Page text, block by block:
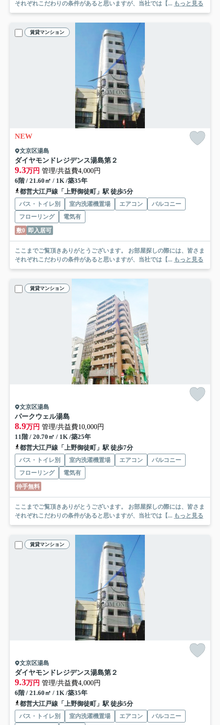
それぞれこだわりの条件があると思いますが、当社では【... もっと見る
賃貸マンション
NEW
文京区湯島
ダイヤモンドレジデンス湯島第２
9.3万円 管理/共益費4,000円
6階 / 21.60㎡ / 1K /築35年
都営大江戸線「上野御徒町」駅 徒歩5分
バス・トイレ別 室内洗濯機置場 エアコン
バルコニー
フローリング
電気有
敷0 即入居可
ここまでご覧頂きありがとうございます。 お部屋探しの際には、皆さま
それぞれこだわりの条件があると思いますが、当社では【... もっと見る
賃貸マンション
文京区湯島
パークウェル湯島
8.9万円 管理/共益費10,000円
11階 / 20.70㎡ / 1K /築25年
都営大江戸線「上野御徒町」駅 徒歩7分
バス・トイレ別 室内洗濯機置場 エアコン
バルコニー
フローリング
電気有
仲手無料
ここまでご覧頂きありがとうございます。 お部屋探しの際には、皆さま
それぞれこだわりの条件があると思いますが、当社では【... もっと見る
賃貸マンション
文京区湯島
ダイヤモンドレジデンス湯島第２
9.3万円 管理/共益費4,000円
6階 / 21.60㎡ / 1K /築35年
都営大江戸線「上野御徒町」駅 徒歩5分
バス・トイレ別 室内洗濯機置場 エアコン
バルコニー